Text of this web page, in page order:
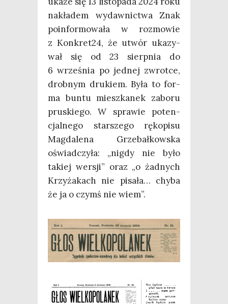
nakła­dem wydaw­nic­twa Znak
poin­for­mo­wa­ła w roz­mo­wie
z Konkret24, że utwór uka­zy­
wał się od 23 sierp­nia do
6 wrze­śnia po jed­nej zwrot­ce,
drob­nym dru­kiem. Była to for­
ma bun­tu miesz­ka­nek zabo­ru
pru­skie­go. W spra­wie poten­
cjal­ne­go star­sze­go ręko­pi­su
Mag­da­le­na Grze­bał­kow­ska
oświad­czy­ła: „nigdy nie było
takiej wer­sji” oraz „o żad­nych
Krzy­ża­kach nie pisa­ła… chy­ba
że ja o czymś nie wiem”.